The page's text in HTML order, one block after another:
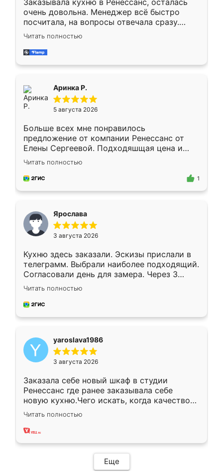
Заказывала кухню в Ренессанс, осталась
очень довольна. Менеджер всё быстро
посчитала, на вопросы отвечала сразу.
Замерщик приехал в субботу, подошёл к
делу со всей ответственностью. Собрали
за день, ребята работали аккуратно, даже
Читать полностью
Аринка Р.
5 августа 2026
Больше всех мне понравилось
предложение от компании Ренессанс от
Елены Сергеевой. Подходяшщая цена и
короткие сроки изготовления. Приехавший
для замера сотрудник Владислав
предложил по моему эскизу самый
Читать полностью
1
Ярослава
3 августа 2026
Кухню здесь заказали. Эскизы прислали в
телеграмм. Выбрали наиболее подходящий.
Согласовали день для замера. Через 3
недели кухня была уже готова. Остались
довольны работой. Спасибо Ренессанс
мебель за качественную работу!
Читать полностью
yaroslava1986
3 августа 2026
Заказала себе новый шкаф в студии
Ренессанс где ранее заказывала себе
новую кухню.Чего искать, когда качеством
вполне довольна. Служит кухня уже почти
два года, нареканий нет.
Читать полностью
Еще